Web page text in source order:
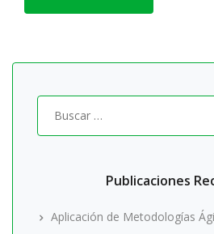
por:
Publicaciones
Aplicación de Metodologías